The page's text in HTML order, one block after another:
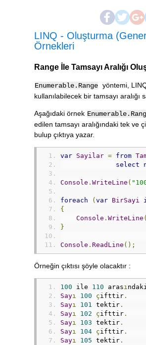
LINQ - Oluşturma
Örnekleri
Range İle Tamsayı Aralığı
Enumerable.Range yöntemi,
kullanılabilecek bir tamsayı aralığı
Aşağıdaki örnek
edilen tamsayı aralığındaki tek ve
bulup çıktıya yazar.
var Sayilar = from
select
Console . WriteLine (
foreach ( var BirSayi
{
Console . WriteLine (
}
Console . ReadLine ();
Örneğin çıktısı şöyle olacaktır :
100 ile 110 arası
Sayı 100 çifttir .
Sayı 101 tektir .
Sayı 102 çifttir .
Sayı 103 tektir .
Sayı 104 çifttir .
Sayı 105 tektir .